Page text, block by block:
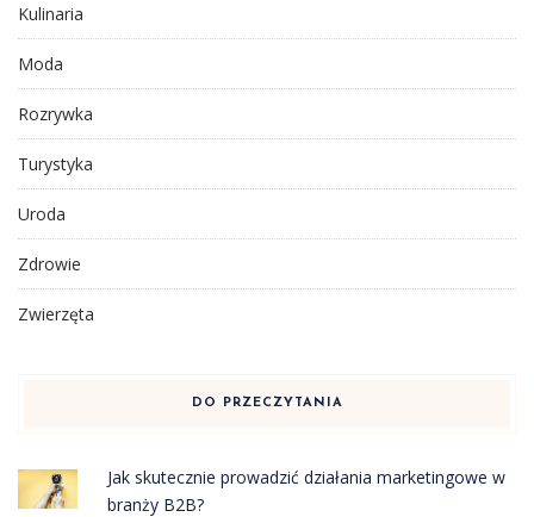
Kulinaria
Moda
Rozrywka
Turystyka
Uroda
Zdrowie
Zwierzęta
DO PRZECZYTANIA
Jak skutecznie prowadzić działania marketingowe w
branży B2B?